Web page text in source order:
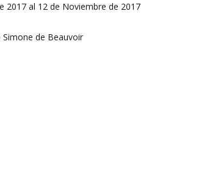
2017 al 12 de Noviembre de 2017
de Beauvoir